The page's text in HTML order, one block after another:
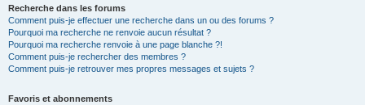
Recherche dans les forums
Comment puis-je effectuer une recherche dans un ou des forums ?
Pourquoi ma recherche ne renvoie aucun résultat ?
Pourquoi ma recherche renvoie à une page blanche ?!
Comment puis-je rechercher des membres ?
Comment puis-je retrouver mes propres messages et sujets ?
Favoris et abonnements